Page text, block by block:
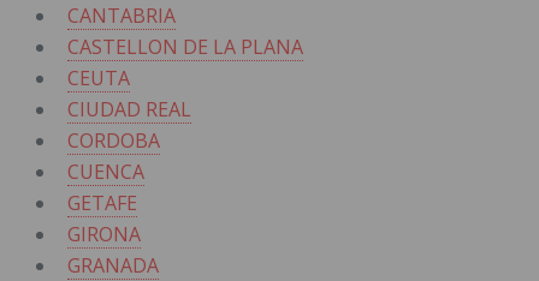
CANTABRIA
CASTELLON DE LA PLANA
CEUTA
CIUDAD REAL
CORDOBA
CUENCA
GETAFE
GIRONA
GRANADA